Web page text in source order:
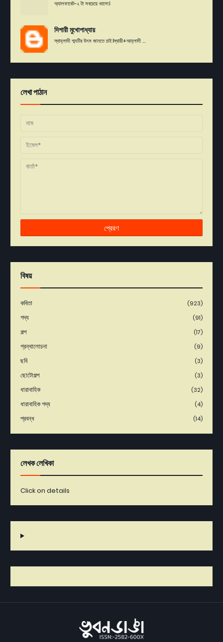
অ্যালফাবেট-২ টা সবচেয়ে ভালো।
দিশারী মুখোপাধ্যায়
স্থাহ্লাদী শব্দটির উৎস জানতে চাই।স্থায়ী+আহ্লাদী ...
লেখা পাঠান
বিষয়
কবিতা (923)
গদ্য (91)
গল্প (17)
গ্রন্থালোচনা (9)
ছবি (3)
ছোটোগল্প (3)
ধারাবাহিক (32)
ধারাবাহিক গদ্য (4)
প্রবন্ধ (14)
লেখক লেখিকা
Click on details